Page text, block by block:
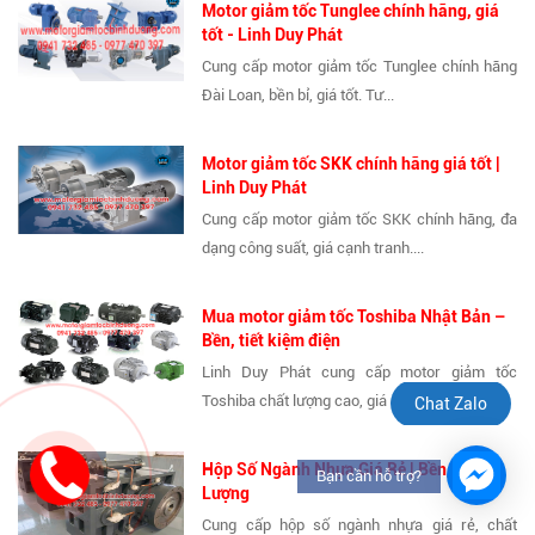
Motor giảm tốc Tunglee chính hãng, giá
tốt - Linh Duy Phát
Cung cấp motor giảm tốc Tunglee chính hãng
Đài Loan, bền bỉ, giá tốt. Tư...
Motor giảm tốc SKK chính hãng giá tốt |
Linh Duy Phát
Cung cấp motor giảm tốc SKK chính hãng, đa
dạng công suất, giá cạnh tranh....
Mua motor giảm tốc Toshiba Nhật Bản –
Bền, tiết kiệm điện
Linh Duy Phát cung cấp motor giảm tốc
Toshiba chất lượng cao, giá cạnh tranh,...
Hộp Số Ngành Nhựa Giá Rẻ | Bền, Chất
Lượng
Cung cấp hộp số ngành nhựa giá rẻ, chất
Chat Zalo
Bạn cần hỗ trợ?